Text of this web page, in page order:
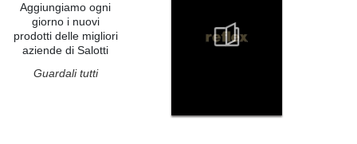
Aggiungiamo ogni
giorno i nuovi
prodotti delle migliori
aziende di Salotti
Guardali tutti